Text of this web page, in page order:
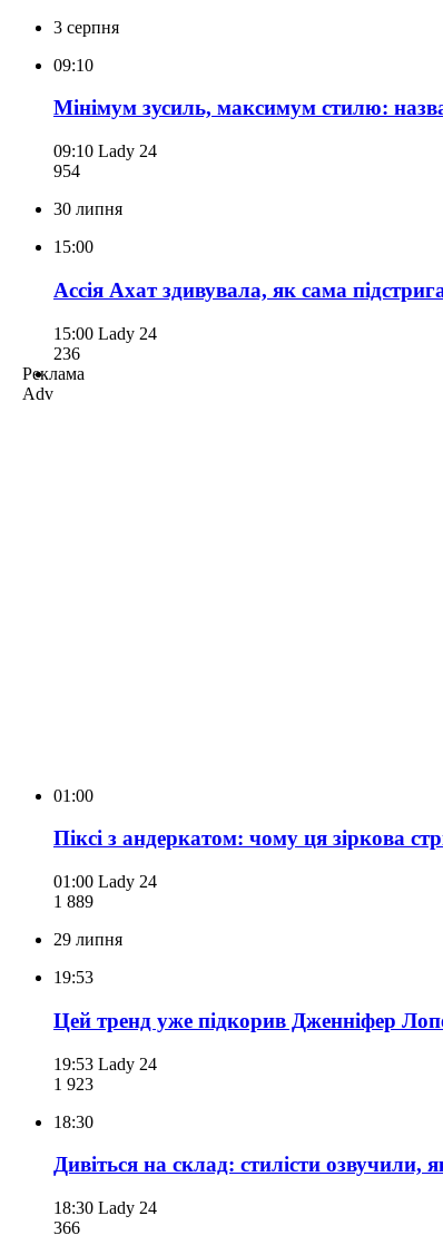
3 серпня
09:10
Мінімум зусиль, максимум стилю:
09:10 Lady 24
954
30 липня
15:00
Ассія Ахат здивувала, як сама
15:00 Lady 24
236
Реклама
Adv
01:00
Піксі з андеркатом: чому ця зіркова
01:00 Lady 24
1 889
29 липня
19:53
Цей тренд уже підкорив Дженніфер
19:53 Lady 24
1 923
18:30
Дивіться на склад: стилісти озвучили,
18:30 Lady 24
366